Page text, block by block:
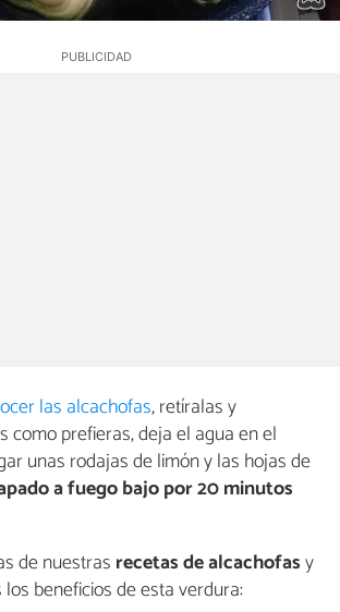
las alcachofas, retíralas y
como prefieras, deja el agua en el
unas rodajas de limón y las hojas de
a fuego bajo por 20 minutos
de nuestrasrecetas de alcachofasy
beneficios de esta verdura: